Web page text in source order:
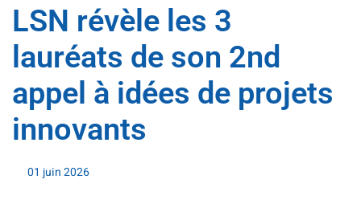
LSN révèle les 3
lauréats de son 2nd
appel à idées de projets
innovants
01 juin 2026